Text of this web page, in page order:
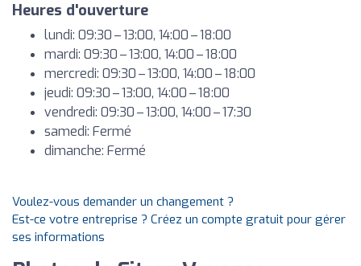
Heures d'ouverture
lundi: 09:30 – 13:00, 14:00 – 18:00
mardi: 09:30 – 13:00, 14:00 – 18:00
mercredi: 09:30 – 13:00, 14:00 – 18:00
jeudi: 09:30 – 13:00, 14:00 – 18:00
vendredi: 09:30 – 13:00, 14:00 – 17:30
samedi: Fermé
dimanche: Fermé
Voulez-vous demander un changement ?
Est-ce votre entreprise ? Créez un compte gratuit pour gérer
ses informations